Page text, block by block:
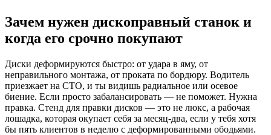
Зачем нужен дископравный станок и
когда его срочно покупают
Диски деформируются быстро: от удара в яму, от
неправильного монтажа, от проката по бордюру. Водитель
приезжает на СТО, и ты видишь радиальное или осевое
биение. Если просто забалансировать — не поможет. Нужна
правка. Стенд для правки дисков — это не люкс, а рабочая
лошадка, которая окупает себя за месяц-два, если у тебя хотя
бы пять клиентов в неделю с деформированными ободьями.